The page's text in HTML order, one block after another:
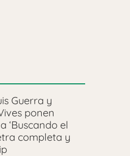
Guerra y
ponen
‘Buscando el
completa y